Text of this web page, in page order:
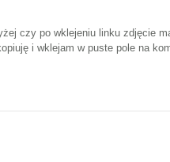
czy po wklejeniu linku zdjęcie
i wklejam w puste pole na